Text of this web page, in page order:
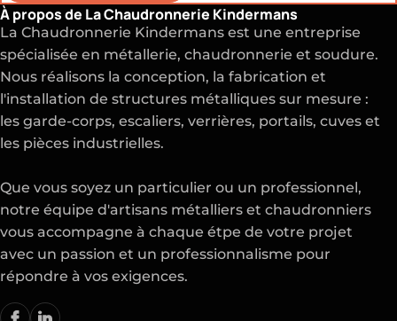
À propos de La Chaudronnerie Kindermans
La Chaudronnerie Kindermans est une entreprise
spécialisée en métallerie, chaudronnerie et soudure.
Nous réalisons la conception, la fabrication et
l'installation de structures métalliques sur mesure :
les garde-corps, escaliers, verrières, portails, cuves et
les pièces industrielles.
Que vous soyez un particulier ou un professionnel,
notre équipe d'artisans métalliers et chaudronniers
vous accompagne à chaque étpe de votre projet
avec un passion et un professionnalisme pour
répondre à vos exigences.